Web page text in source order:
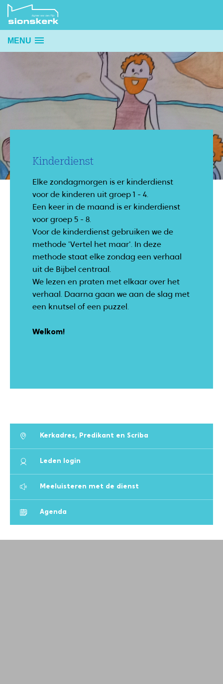
MENU
Kinderdienst
Elke zondagmorgen is er kinderdienst
voor de kinderen uit groep 1 - 4.
Een keer in de maand is er kinderdienst
voor groep 5 - 8.
Voor de kinderdienst gebruiken we de
methode 'Vertel het maar'. In deze
methode staat elke zondag een verhaal
uit de Bijbel centraal.
We lezen en praten met elkaar over het
verhaal. Daarna gaan we aan de slag met
een knutsel of een puzzel.
Welkom!
Kerkadres, Predikant en Scriba
Leden login
Meeluisteren met de dienst
Agenda